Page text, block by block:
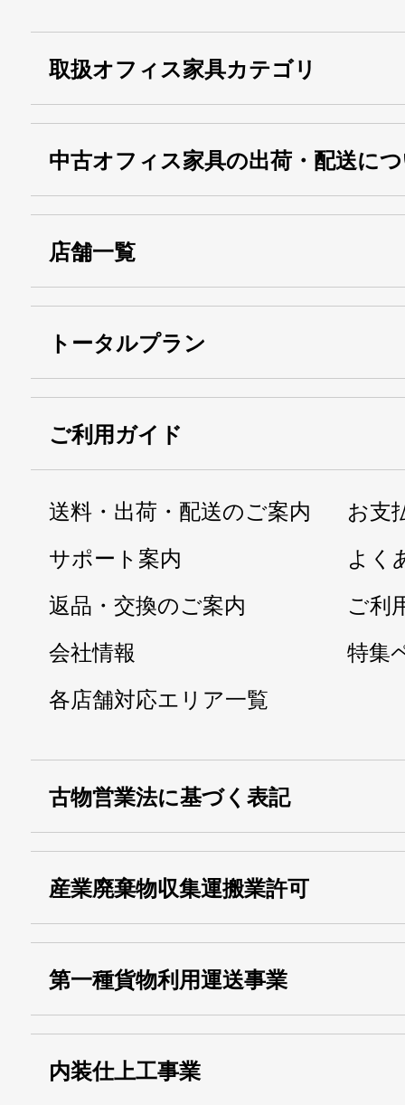
取扱オフィス家具カテゴリ
中古オフィス家具の出荷・配送に
店舗一覧
トータルプラン
ご利用ガイド
送料・出荷・配送のご案内
お支
サポート案内
よく
返品・交換のご案内
ご利
会社情報
特集
各店舗対応エリア一覧
古物営業法に基づく表記
産業廃棄物収集運搬業許可
運搬業許可証番号：
13000155805
第一種貨物利用運送事業
事業
内装仕上工事業